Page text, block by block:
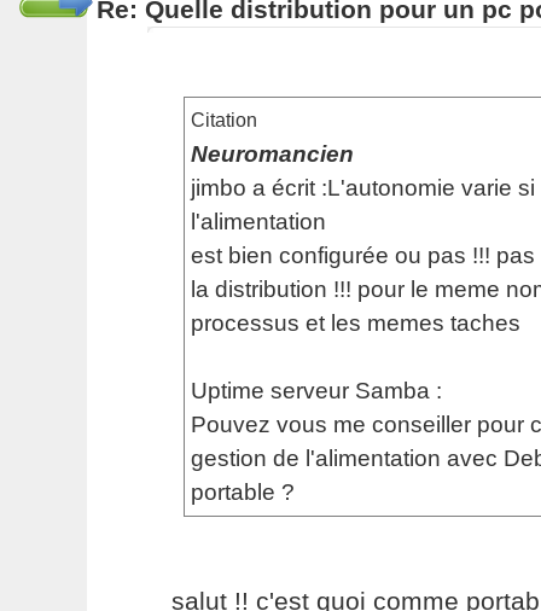
Re: Quelle distribution pour un pc
Citation
Neuromancien
jimbo a écrit :L'autonomie varie
l'alimentation
est bien configurée ou pas !!!
la distribution !!! pour le meme
processus et les memes taches
Uptime serveur Samba :
Pouvez vous me conseiller pour
gestion de l'alimentation avec
portable ?
salut !! c'est quoi comme